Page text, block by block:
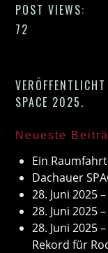
POST VIEWS:
72
SPACE 2025.
Neueste
Ein
Dachauer
28. Juni 2025
28. Juni 2025
28. Juni 2025
Rekord für